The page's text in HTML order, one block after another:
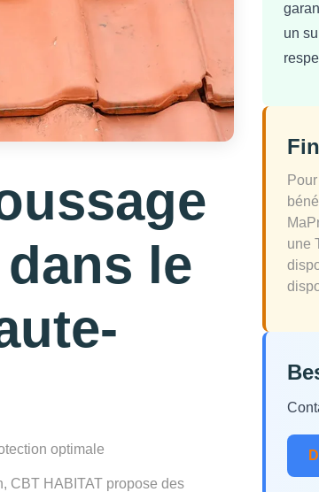
le
optimale
CBT HABITAT propose des
un
une